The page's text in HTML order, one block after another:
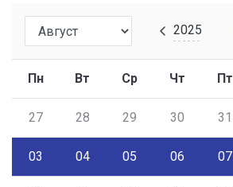
2025
Пн Вт Ср Чт Пт
27 28 29 30 31
03 04 05 06 07